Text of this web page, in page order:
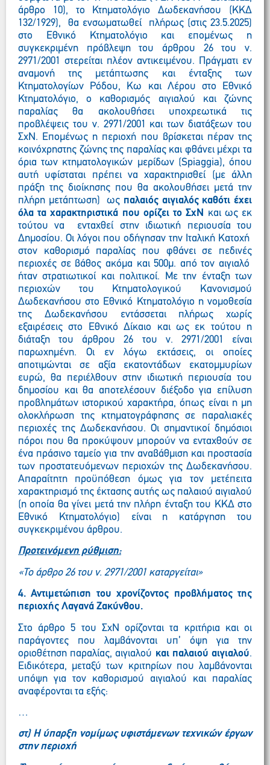
άρθρο 10), το Κτηματολόγιο Δωδεκανήσου (ΚΚΔ
132/1929), θα ενσωματωθεί πλήρως (στις 23.5.2025)
στο Εθνικό Κτηματολόγιο και επομένως η
συγκεκριμένη πρόβλεψη του άρθρου 26 του ν.
2971/2001 στερείται πλέον αντικειμένου. Πράγματι εν
αναμονή της μετάπτωσης και ένταξης των
Κτηματολογίων Ρόδου, Κω και Λέρου στο Εθνικό
Κτηματολόγιο, ο καθορισμός αιγιαλού και ζώνης
παραλίας θα ακολουθήσει υποχρεωτικά τις
προβλέψεις του ν. 2971/2001 και των διατάξεων του
ΣχΝ. Επομένως η περιοχή που βρίσκεται πέραν της
κοινόχρηστης ζώνης της παραλίας και φθάνει μέχρι τα
όρια των κτηματολογικών μερίδων (Spiaggia), όπου
αυτή υφίσταται πρέπει να χαρακτηρισθεί (με άλλη
πράξη της διοίκησης που θα ακολουθήσει μετά την
πλήρη μετάπτωση) ως παλαιός αιγιαλός καθότι έχει
όλα τα χαρακτηριστικά που ορίζει το ΣχΝ και ως εκ
τούτου να ενταχθεί στην ιδιωτική περιουσία του
Δημοσίου. Οι λόγοι που οδήγησαν την Ιταλική Κατοχή
στον καθορισμό παραλίας που φθάνει σε πεδινές
περιοχές σε βάθος ακόμα και 500μ. από τον αιγιαλό
ήταν στρατιωτικοί και πολιτικοί. Με την ένταξη των
περιοχών του Κτηματολογικού Κανονισμού
Δωδεκανήσου στο Εθνικό Κτηματολόγιο η νομοθεσία
της Δωδεκανήσου εντάσσεται πλήρως χωρίς
εξαιρέσεις στο Εθνικό Δίκαιο και ως εκ τούτου η
διάταξη του άρθρου 26 του ν. 2971/2001 είναι
παρωχημένη. Οι εν λόγω εκτάσεις, οι οποίες
αποτιμώνται σε αξία εκατοντάδων εκατομμυρίων
ευρώ, θα περιέλθουν στην ιδιωτική περιουσία του
δημοσίου και θα αποτελέσουν διέξοδο για επίλυση
προβλημάτων ιστορικού χαρακτήρα, όπως είναι η μη
ολοκλήρωση της κτηματογράφησης σε παραλιακές
περιοχές της Δωδεκανήσου. Οι σημαντικοί δημόσιοι
πόροι που θα προκύψουν μπορούν να ενταχθούν σε
ένα πράσινο ταμείο για την αναβάθμιση και προστασία
των προστατευόμενων περιοχών της Δωδεκανήσου.
Απαραίτητη προϋπόθεση όμως για τον μετέπειτα
χαρακτηρισμό της έκτασης αυτής ως παλαιού αιγιαλού
(η οποία θα γίνει μετά την πλήρη ένταξη του ΚΚΔ στο
Εθνικό Κτηματολόγιο) είναι η κατάργηση του
συγκεκριμένου άρθρου.
Προτεινόμενη ρύθμιση:
«Το άρθρο 26 του ν. 2971/2001 καταργείται»
4. Αντιμετώπιση του χρονίζοντος προβλήματος της
περιοχής Λαγανά Ζακύνθου.
Στο άρθρο 5 του ΣχΝ ορίζονται τα κριτήρια και οι
παράγοντες που λαμβάνονται υπ’ όψη για την
οριοθέτηση παραλίας, αιγιαλού και παλαιού αιγιαλού.
Ειδικότερα, μεταξύ των κριτηρίων που λαμβάνονται
υπόψη για τον καθορισμού αιγιαλού και παραλίας
αναφέρονται τα εξής:
…
στ) Η ύπαρξη νομίμως υφιστάμενων τεχνικών έργων
στην περιοχή